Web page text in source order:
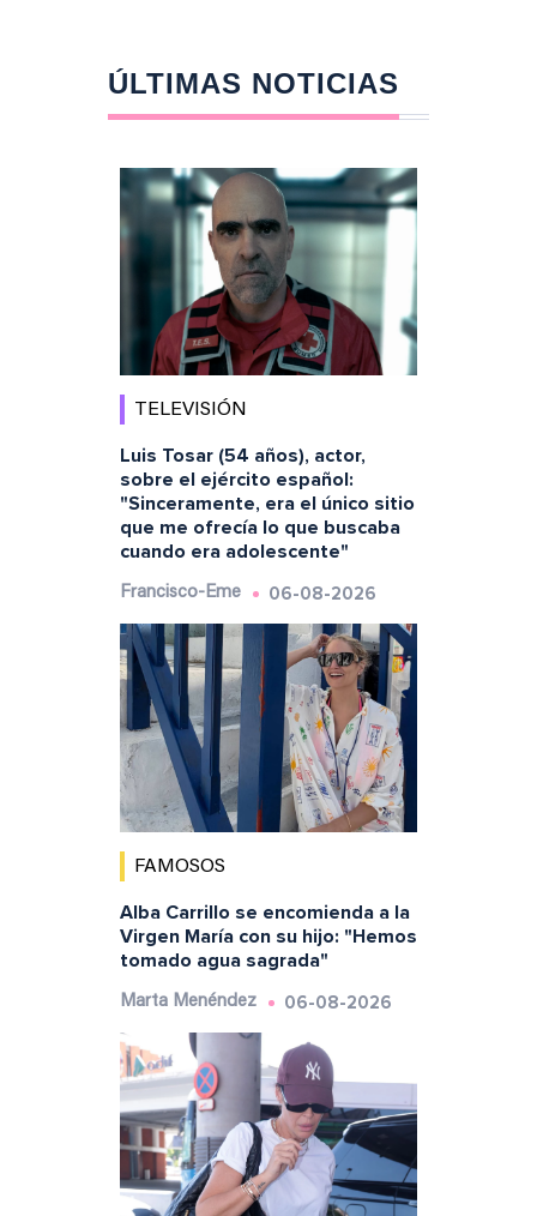
ÚLTIMAS NOTICIAS
TELEVISIÓN
Luis Tosar (54 años), actor,
sobre el ejército español:
"Sinceramente, era el único sitio
que me ofrecía lo que buscaba
cuando era adolescente"
Francisco-Eme 06-08-2026
FAMOSOS
Alba Carrillo se encomienda a la
Virgen María con su hijo: "Hemos
tomado agua sagrada"
Marta Menéndez 06-08-2026